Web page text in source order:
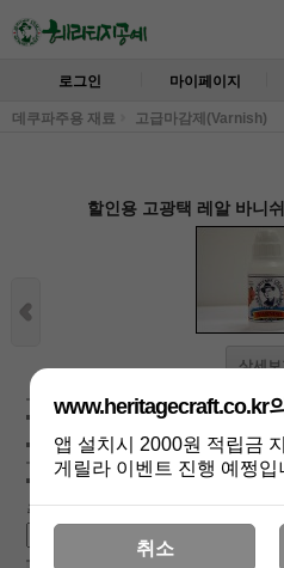
로그인 마이페이지
데쿠파주용 재료 고급마감제(Varnish)
할인용 고광택 레알 바니
상세
상품가 : 38,400원
배송비 :
(조건) ! 지역
주문수량선택 :
www.heritagecraft.co.kr
앱 설치시 2000원 적립금
게릴라 이벤트 진행 예쩡입
취소